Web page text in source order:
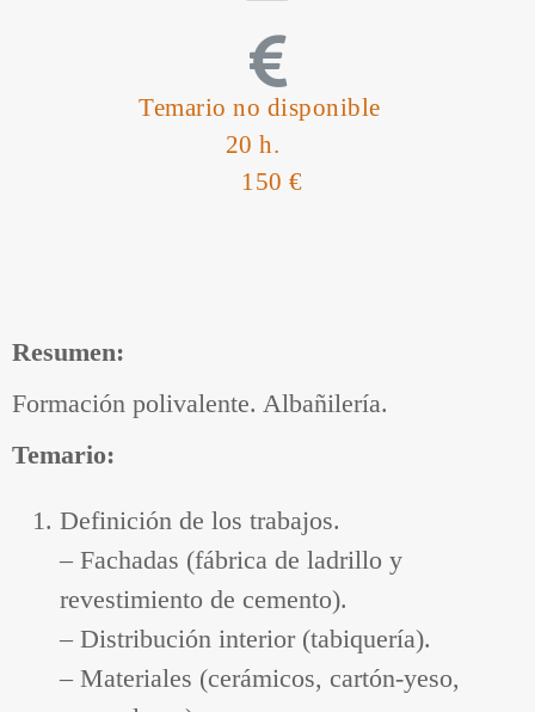
Temario no disponible
20 h.
150 €
Resumen:
Formación polivalente. Albañilería.
Temario:
Definición de los trabajos.
– Fachadas (fábrica de ladrillo y
revestimiento de cemento).
– Distribución interior (tabiquería).
– Materiales (cerámicos, cartón-yeso,